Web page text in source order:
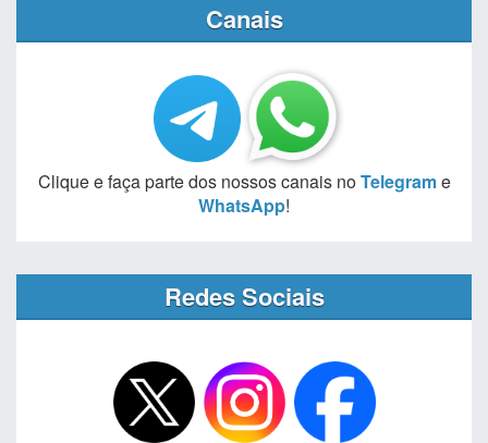
Canais
Clique e faça parte dos nossos canais noTelegrame
WhatsApp!
Redes Sociais